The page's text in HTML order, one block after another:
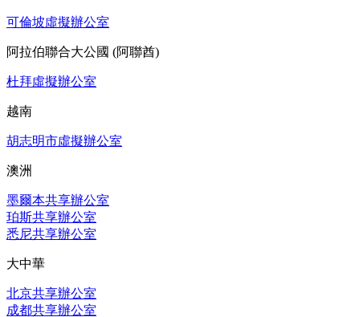
可倫坡虛擬辦公室
阿拉伯聯合大公國 (阿聯酋)
杜拜虛擬辦公室
越南
胡志明市虛擬辦公室
澳洲
墨爾本共享辦公室
珀斯共享辦公室
悉尼共享辦公室
大中華
北京共享辦公室
成都共享辦公室